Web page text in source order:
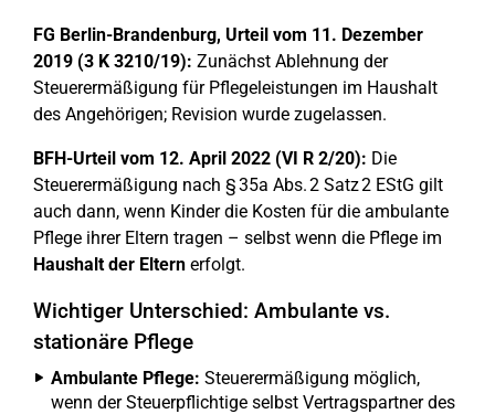
FG Berlin-Brandenburg, Urteil vom 11. Dezember
2019 (3 K 3210/19): Zunächst Ablehnung der
Steuerermäßigung für Pflegeleistungen im Haushalt
des Angehörigen; Revision wurde zugelassen.
BFH-Urteil vom 12. April 2022 (VI R 2/20): Die
Steuerermäßigung nach § 35a Abs. 2 Satz 2 EStG gilt
auch dann, wenn Kinder die Kosten für die ambulante
Pflege ihrer Eltern tragen – selbst wenn die Pflege im
Haushalt der Eltern erfolgt.
Wichtiger Unterschied: Ambulante vs.
stationäre Pflege
Ambulante Pflege: Steuerermäßigung möglich,
wenn der Steuerpflichtige selbst Vertragspartner des